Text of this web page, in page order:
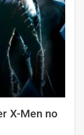
X-Men no